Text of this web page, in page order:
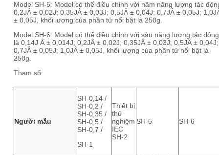
Model SH-5: Model có thể điều chỉnh với năm năng lượng tác
0,2JÂ ± 0,02J; 0,35JÂ ± 0,03J; 0,5JÂ ± 0,04J; 0,7JÂ ± 0,05J;
± 0,05J, khối lượng của phần tử nổi bật là 250g.
Model SH-6: Model có thể điều chỉnh với sáu năng lượng tác động
là 0,14J Â ± 0,014J; 0,2JÂ ± 0,02J; 0,35JÂ ± 0,03J; 0,5JÂ ± 0,04J;
0,7JÂ ± 0,05J; 1,0JÂ ± 0,05J, khối lượng của phần tử nổi bật là
250g.
Tham số:
Người mẫu
SH-0,14 /
SH-0,2 /
SH-0,35 /
SH-0,5 /
SH-0,7 /
SH-1
Thiết bị
thử
nghiệm
IEC
SH-2
SH-5 SH-6